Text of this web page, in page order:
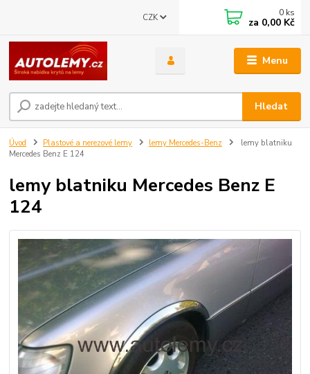
Menu
CZK
Hledat
0 ks
za 0,00 Kč
Úvod Plastové a nerezové lemy lemy Mercedes-Benz
lemy blatniku
Mercedes Benz E 124
lemy blatniku Mercedes Benz E
124